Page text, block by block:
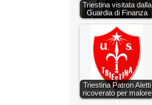
Triestina visitata dalla
Guardia di Finanza
Triestina Patron Aletti
ricoverato per malore